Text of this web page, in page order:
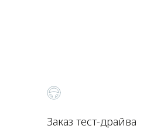
Заказ тест-драйва